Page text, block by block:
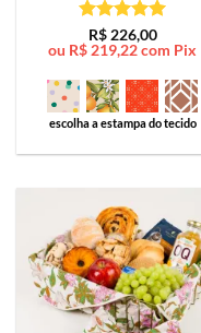
Avaliação5
de 5
R$226,00
ou R$219,22com Pix
escolha a estampa do tecido